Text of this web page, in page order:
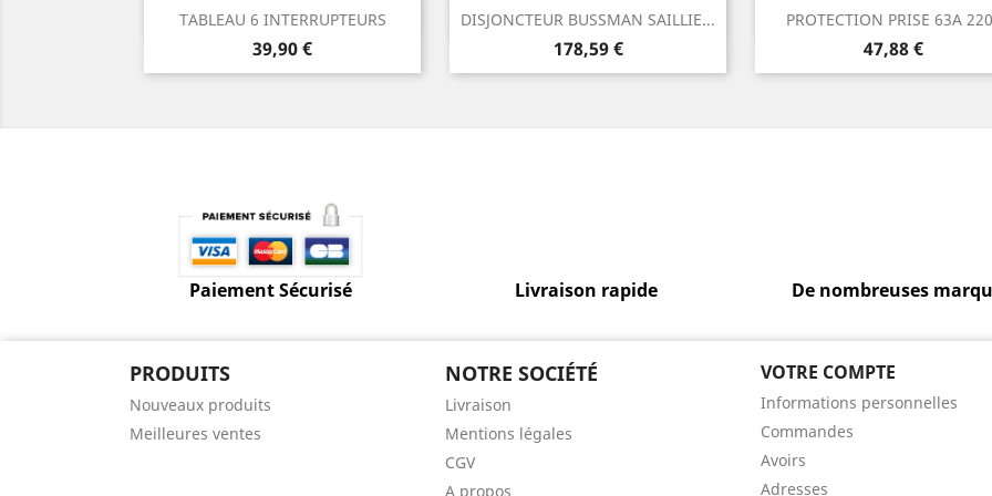
TABLEAU 6 INTERRUPTEURS
Prix
39,90 €
Aperçu rapide DISJONCTEUR BUSSMAN SAILLIE...
Prix
178,59 €
Aperçu rapide PROTECTION PRISE 63A
Prix
47,88 €
Aperçu rapide
Paiement Sécurisé Livraison rapide De nombreuses
PRODUITS
Nouveaux produits
Meilleures ventes
NOTRE SOCIÉTÉ
Livraison
Mentions légales
CGV
A propos
VOTRE COMPTE
Informations personnelles
Commandes
Avoirs
Adresses